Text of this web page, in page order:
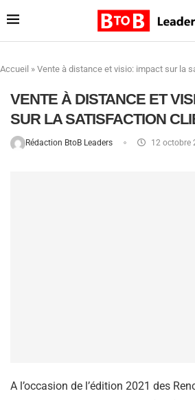
Accueil » Vente à distance et visio: impact sur la
VENTE À DISTANCE ET
SUR LA SATISFACTION
Rédaction BtoB Leaders 12 octobre
A l’occasion de l’édition 2021 des